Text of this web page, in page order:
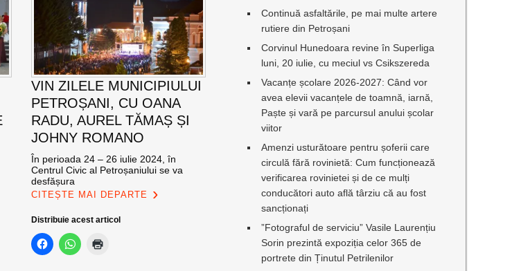
VIN ZILELE MUNICIPIULUI
PETROȘANI, CU OANA
RADU, AUREL TĂMAȘ ȘI
JOHNY ROMANO
În perioada 24 – 26 iulie 2024, în
Centrul Civic al Petroșaniului se va
desfășura
CITEȘTE MAI DEPARTE
Distribuie acest articol
Continuă asfaltările, pe mai multe artere
rutiere din Petroșani
Corvinul Hunedoara revine în Superliga
luni, 20 iulie, cu meciul vs Csikszereda
Vacanțe școlare 2026-2027: Când vor
avea elevii vacanțele de toamnă, iarnă,
Paște și vară pe parcursul anului școlar
viitor
Amenzi usturătoare pentru șoferii care
circulă fără rovinietă: Cum funcționează
verificarea rovinietei și de ce mulți
conducători auto află târziu că au fost
sancționați
”Fotograful de serviciu” Vasile Laurențiu
Sorin prezintă expoziția celor 365 de
portrete din Ținutul Petrilenilor